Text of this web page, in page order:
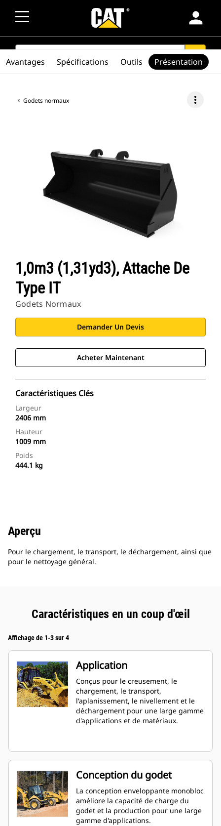
person
SEARCH search
Godets normaux more_vert
1,0m3 (1,31yd3), Attache De
Type IT
Godets Normaux
Demander Un Devis
Acheter Maintenant
Caractéristiques Clés
Largeur
2406 mm
Hauteur
1009 mm
Poids
444.1 kg
Avantages Spécifications Outils Présentation
Aperçu
Pour le chargement, le transport, le déchargement, ainsi que
pour le nettoyage général.
Caractéristiques en un coup d'œil
Affichage de 1-3 sur 4
Application
Conçus pour le creusement, le
chargement, le transport,
l'aplanissement, le nivellement et le
déchargement pour une large gamme
d'applications et de matériaux.
Conception du godet
La conception enveloppante monobloc
améliore la capacité de charge du
godet et la production pour une large
gamme d'applications.